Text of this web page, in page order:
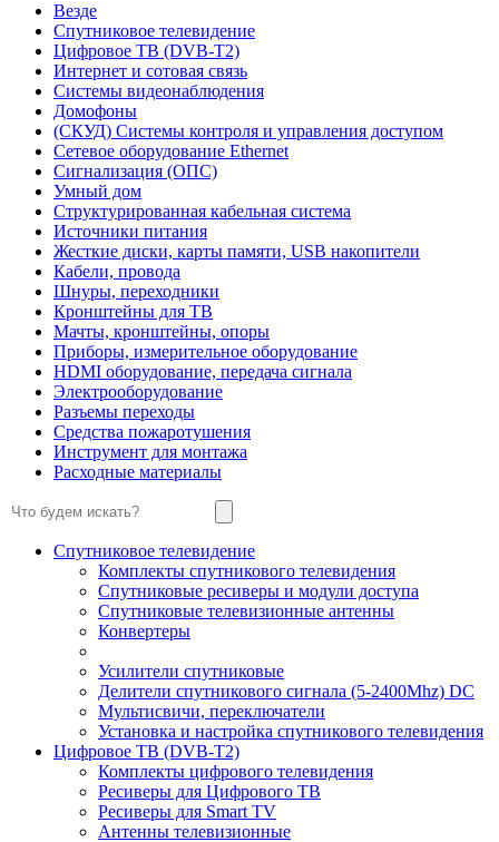
Везде
Спутниковое телевидение
Цифровое ТВ (DVB-T2)
Интернет и сотовая связь
Системы видеонаблюдения
Домофоны
(СКУД) Системы контроля и управления доступом
Сетевое оборудование Ethernet
Сигнализация (ОПС)
Умный дом
Структурированная кабельная система
Источники питания
Жесткие диски, карты памяти, USB накопители
Кабели, провода
Шнуры, переходники
Кронштейны для ТВ
Мачты, кронштейны, опоры
Приборы, измерительное оборудование
HDMI оборудование, передача сигнала
Электрооборудование
Разъемы переходы
Средства пожаротушения
Инструмент для монтажа
Расходные материалы
Спутниковое телевидение
Комплекты спутникового телевидения
Спутниковые ресиверы и модули доступа
Спутниковые телевизионные антенны
Конвертеры
Усилители спутниковые
Делители спутникового сигнала (5-2400Mhz) DC
Мультисвичи, переключатели
Установка и настройка спутникового телевидения
Цифровое ТВ (DVB-T2)
Комплекты цифрового телевидения
Ресиверы для Цифрового ТВ
Ресиверы для Smart TV
Антенны телевизионные